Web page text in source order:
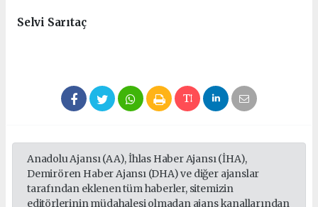
Selvi Sarıtaç
Anadolu Ajansı (AA), İhlas Haber Ajansı (İHA),
Demirören Haber Ajansı (DHA) ve diğer ajanslar
tarafından eklenen tüm haberler, sitemizin
editörlerinin müdahalesi olmadan ajans kanallarından